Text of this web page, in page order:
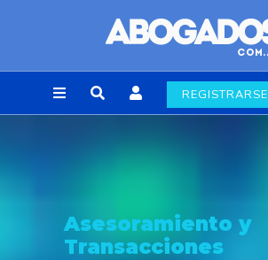
REGISTRARSE
Asesoramiento y
Transacciones